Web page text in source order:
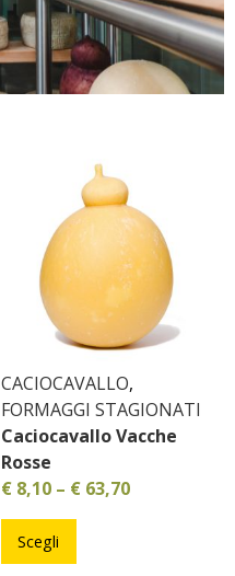
CACIOCAVALLO,
FORMAGGI STAGIONATI
Caciocavallo Vacche
Rosse
€ 8,10 – € 63,70
Scegli